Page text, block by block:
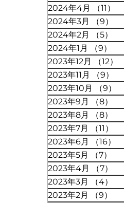
2024年4月
（11）
2024年3月
（9）
2024年2月
（5）
2024年1月
（9）
2023年12月
（12）
2023年11月
（9）
2023年10月
（9）
2023年9月
（8）
2023年8月
（8）
2023年7月
（11）
2023年6月
（16）
2023年5月
（7）
2023年4月
（7）
2023年3月
（4）
2023年2月
（9）